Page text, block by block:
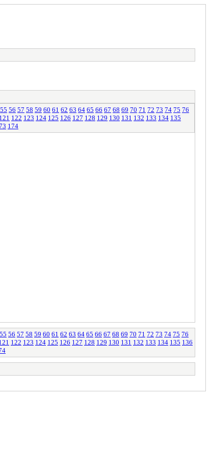
55 56 57 58 59 60 61 62 63 64 65 66 67 68 69 70 71 72 73 74 75 76
121 122 123 124 125 126 127 128 129 130 131 132 133 134 135
174
55 56 57 58 59 60 61 62 63 64 65 66 67 68 69 70 71 72 73 74 75 76
122 123 124 125 126 127 128 129 130 131 132 133 134 135 136